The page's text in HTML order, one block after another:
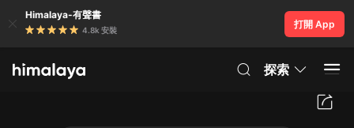
Himalaya-有聲書
4.8k 安裝
打開 App
探索